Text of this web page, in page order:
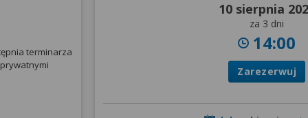
terminarza
10 sierpnia
za 3 dni
14:00
Zarezerwuj
temat wykorzystywania narzędzi zewnętrznych w naszym